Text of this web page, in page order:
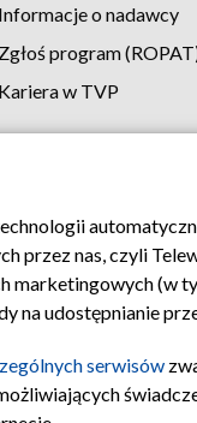
Informacje o nadawcy
Zgłoś program
Kariera w TVP
Moje zgody
nas, czyli
marketingowych (w
na udostępnianie
serwisów